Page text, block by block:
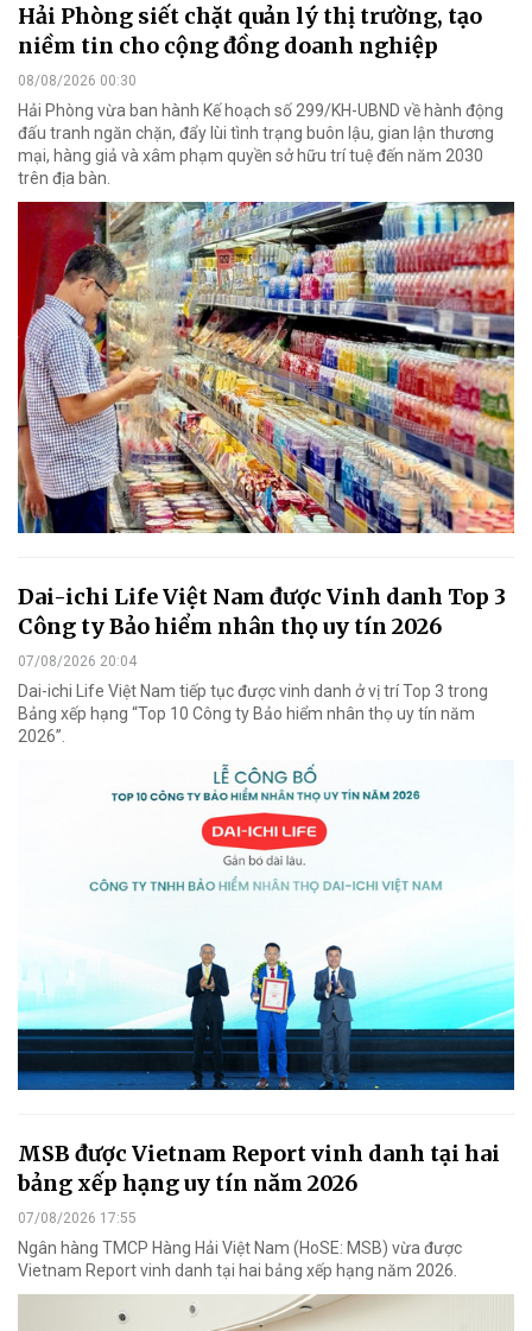
Hải Phòng siết chặt quản lý thị trường, tạo
niềm tin cho cộng đồng doanh nghiệp
08/08/2026 00:30
Hải Phòng vừa ban hành Kế hoạch số 299/KH-UBND về hành động
đấu tranh ngăn chặn, đẩy lùi tình trạng buôn lậu, gian lận thương
mại, hàng giả và xâm phạm quyền sở hữu trí tuệ đến năm 2030
trên địa bàn.
Dai-ichi Life Việt Nam được Vinh danh Top 3
Công ty Bảo hiểm nhân thọ uy tín 2026
07/08/2026 20:04
Dai-ichi Life Việt Nam tiếp tục được vinh danh ở vị trí Top 3 trong
Bảng xếp hạng “Top 10 Công ty Bảo hiểm nhân thọ uy tín năm
2026”.
MSB được Vietnam Report vinh danh tại hai
bảng xếp hạng uy tín năm 2026
07/08/2026 17:55
Ngân hàng TMCP Hàng Hải Việt Nam (HoSE: MSB) vừa được
Vietnam Report vinh danh tại hai bảng xếp hạng năm 2026.